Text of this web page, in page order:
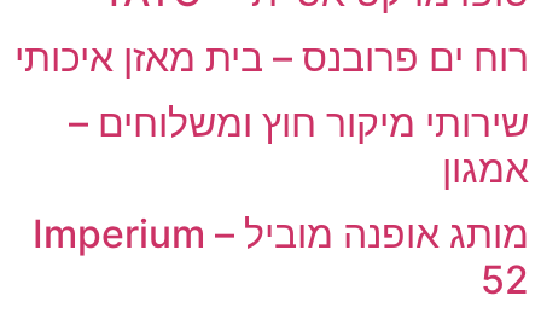
רוח ים פרובנס – בית מאזן איכותי
שירותי מיקור חוץ ומשלוחים –
אמגון
מותג אופנה מוביל – Imperium
52